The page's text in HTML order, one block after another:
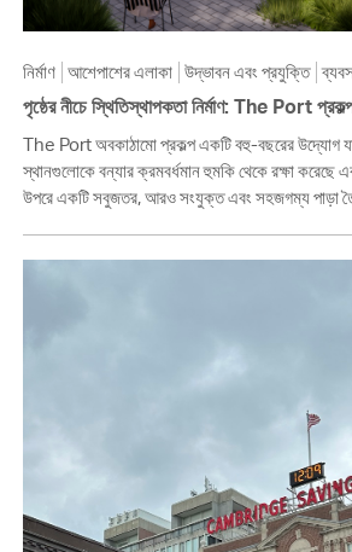
নির্মাণ আশেপাশের এলাকা উদ্ভাবন এবং প্রযুক্তি
পৃষ্ঠের নীচে স্থিতিস্থাপকতা নির্মাণ: The Port
The Port অবকাঠামো প্রকল্প একটি বহু-বছরের উদ্যোগ যা
স্থানগুলোকে বন্যার ক্রমবর্ধমান হুমকি থেকে রক্ষা করেছে
উপরে একটি সবুজতর, আরও সংযুক্ত এবং সহজগম্য পাড়া